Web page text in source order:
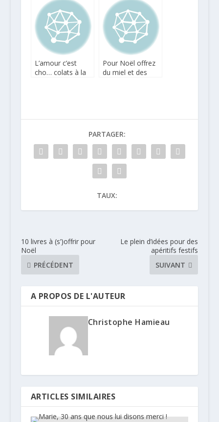
Bockel Revillon
L’amour c’est
cho… colats à la
Pour Noël offrez
du miel et des
PARTAGER:
TAUX:
10 livres à (s’)offrir pour
Noël
PRÉCÉDENT
Le plein d’idées pour des
apéritifs festifs
SUIVANT
A PROPOS DE L'AUTEUR
Christophe Hamieau
ARTICLES SIMILAIRES